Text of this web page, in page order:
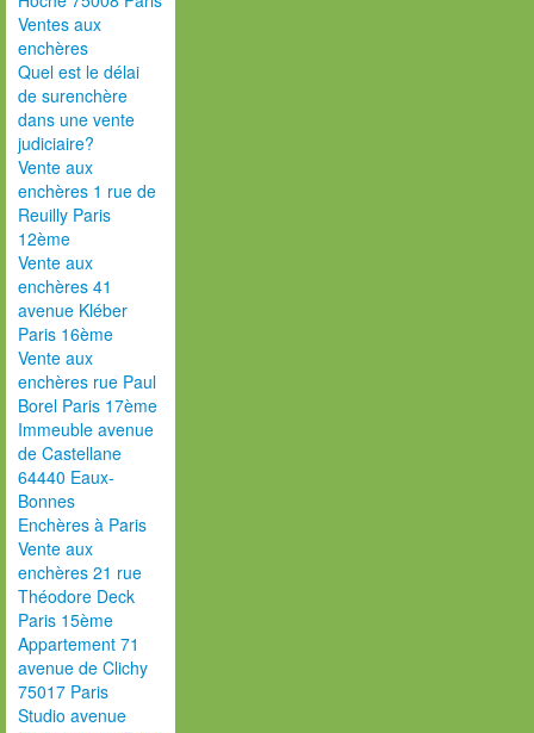
Ventes aux
enchères
Quel est le délai
de surenchère
dans une vente
judiciaire?
Vente aux
enchères 1 rue de
Reuilly Paris
12ème
Vente aux
enchères 41
avenue Kléber
Paris 16ème
Vente aux
enchères rue Paul
Borel Paris 17ème
Immeuble avenue
de Castellane
64440 Eaux-
Bonnes
Enchères à Paris
Vente aux
enchères 21 rue
Théodore Deck
Paris 15ème
Appartement 71
avenue de Clichy
75017 Paris
Studio avenue